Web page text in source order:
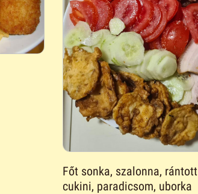
Főt sonka, szalonna, rántott
cukini, paradicsom, uborka